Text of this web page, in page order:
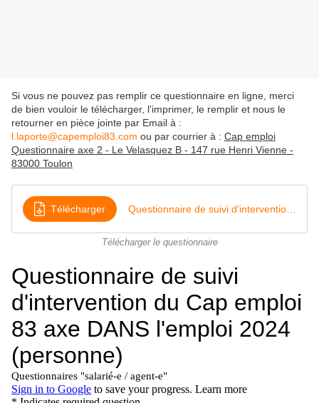
Si vous ne pouvez pas remplir ce questionnaire en ligne, merci
de bien vouloir le télécharger, l'imprimer, le remplir et nous le
retourner en pièce jointe par Email à :
l.laporte@capemploi83.com ou par courrier à : Cap emploi
Questionnaire axe 2 - Le Velasquez B - 147 rue Henri Vienne -
83000 Toulon
Télécharger
Télécharger le questionnaire